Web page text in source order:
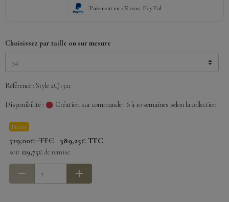
Paiement en 4X avec PayPal
Choisissez par taille ou sur mesure
Référence : Style 2Q1321
Disponibilité : Création sur commande : 6 à 10 semaines selon la collection
Promo
519,00€ TTC 389,25€ TTC
soit 129,75€de remise